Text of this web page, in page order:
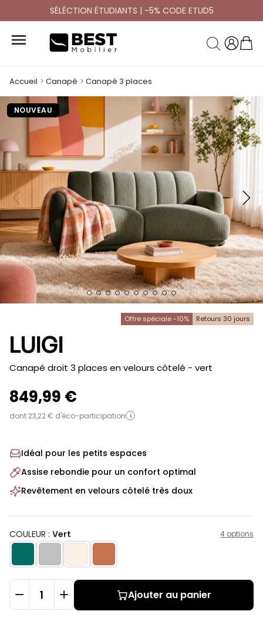
SÉLÉCTION ÉTUDIANTS | -5% CODE ETUD5

Accueil Canapé Canapé 3 places
NOUVEAU
Offre spéciale -10% Retours 30 jours
LUIGI
-
Canapé droit 3 places en velours côtelé - vert
849,99 €
dont 23,22 € d'éco-participation i
Idéal pour les petits espaces
Assise rebondie pour un confort optimal
Revêtement en velours côtelé très doux
COULEUR : Vert 4 options
Ajouter au panier